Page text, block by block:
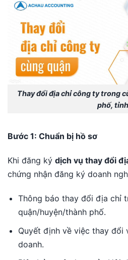
Thay đổi địa chỉ công ty trong
phố, tỉnh
Bước 1: Chuẩn bị hồ sơ
Khi đăng ký dịch vụ thay đổi
chứng nhận đăng ký doanh
Thông báo thay đổi địa chỉ
quận/huyện/thành phố.
Quyết định về việc thay đổi
doanh.